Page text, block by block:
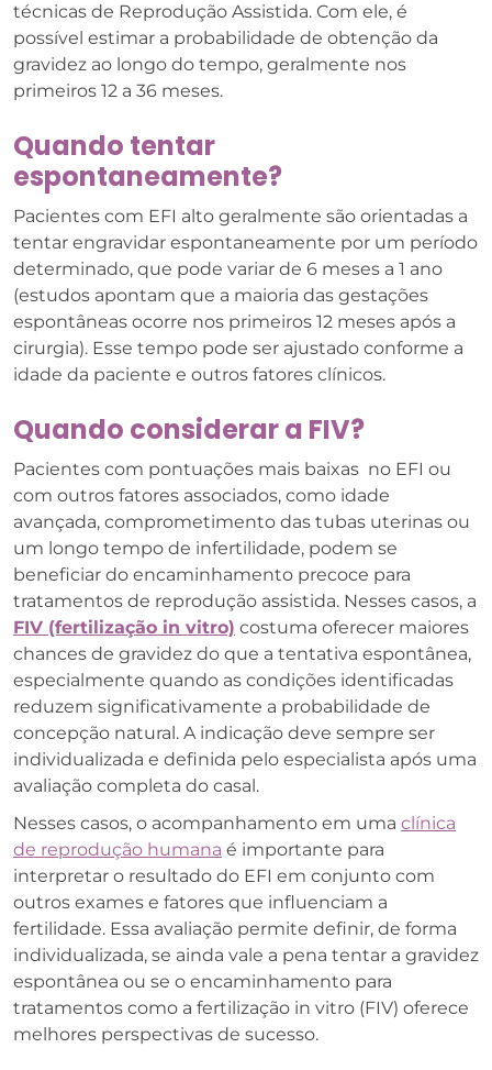
técnicas de Reprodução Assistida. Com ele, é
possível estimar a probabilidade de obtenção da
gravidez ao longo do tempo, geralmente nos
primeiros 12 a 36 meses.
Quando tentar
espontaneamente?
Pacientes com EFI alto geralmente são orientadas a
tentar engravidar espontaneamente por um período
determinado, que pode variar de 6 meses a 1 ano
(estudos apontam que a maioria das gestações
espontâneas ocorre nos primeiros 12 meses após a
cirurgia). Esse tempo pode ser ajustado conforme a
idade da paciente e outros fatores clínicos.
Quando considerar a FIV?
Pacientes com pontuações mais baixas no EFI ou
com outros fatores associados, como idade
avançada, comprometimento das tubas uterinas ou
um longo tempo de infertilidade, podem se
beneficiar do encaminhamento precoce para
tratamentos de reprodução assistida. Nesses casos, a
FIV (fertilização in vitro) costuma oferecer maiores
chances de gravidez do que a tentativa espontânea,
especialmente quando as condições identificadas
reduzem significativamente a probabilidade de
concepção natural. A indicação deve sempre ser
individualizada e definida pelo especialista após uma
avaliação completa do casal.
Nesses casos, o acompanhamento em uma clínica
de reprodução humana é importante para
interpretar o resultado do EFI em conjunto com
outros exames e fatores que influenciam a
fertilidade. Essa avaliação permite definir, de forma
individualizada, se ainda vale a pena tentar a gravidez
espontânea ou se o encaminhamento para
tratamentos como a fertilização in vitro (FIV) oferece
melhores perspectivas de sucesso.